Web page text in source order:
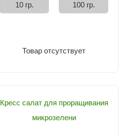
10 гр. 100 гр.
Товар отсутствует
Кресс салат для проращивания
микрозелени